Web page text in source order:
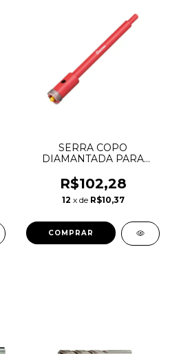
SERRA COPO
DIAMANTADA PARA
CORTAG
R$102,28
12 x de R$10,37